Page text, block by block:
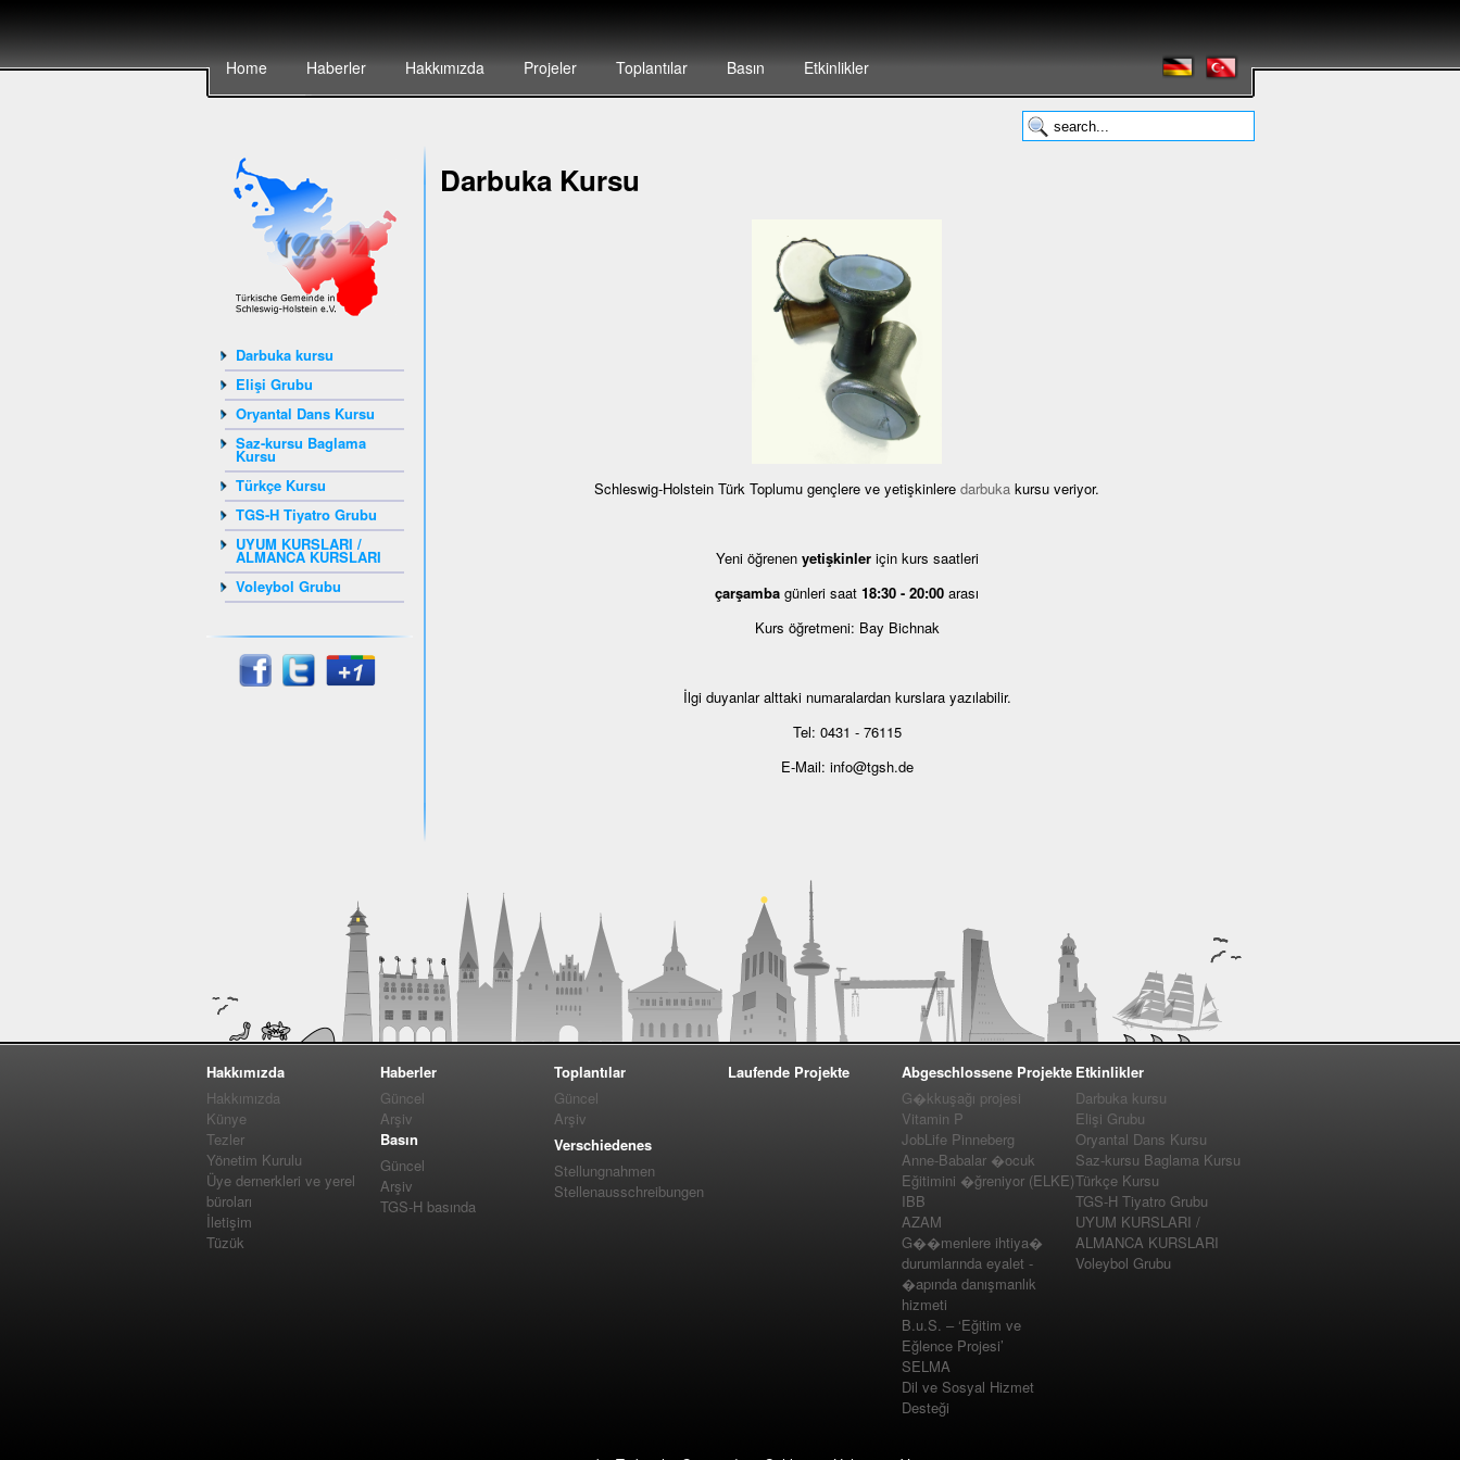
Home Haberler Hakkımızda Projeler Toplantılar Basın Etkinlikler
Darbuka kursu
Elişi Grubu
Oryantal Dans Kursu
Saz-kursu Baglama
Kursu
Türkçe Kursu
TGS-H Tiyatro Grubu
UYUM KURSLARI /
ALMANCA KURSLARI
Voleybol Grubu
Darbuka Kursu
Schleswig-Holstein Türk Toplumu gençlere ve yetişkinlere darbuka kursu veriyor.
Yeni öğrenen yetişkinler için kurs saatleri
çarşamba günleri saat 18:30 - 20:00 arası
Kurs öğretmeni: Bay Bichnak
İlgi duyanlar alttaki numaralardan kurslara yazılabilir.
Tel: 0431 - 76115
E-Mail: info@tgsh.de
Hakkımızda
Hakkımızda
Künye
Tezler
Yönetim Kurulu
Üye dernerkleri ve yerel
büroları
İletişim
Tüzük
Haberler
Güncel
Arşiv
Basın
Güncel
Arşiv
TGS-H basında
Toplantılar
Güncel
Arşiv
Verschiedenes
Stellungnahmen
Stellenausschreibungen
Laufende Projekte
Abgeschlossene Projekte
G�kkuşağı projesi
Vitamin P
JobLife Pinneberg
Anne-Babalar �ocuk
Eğitimini �ğreniyor (ELKE)
IBB
AZAM
G��menlere ihtiya�
durumlarında eyalet -
�apında danışmanlık
hizmeti
B.u.S. – ‘Eğitim ve
Eğlence Projesi’
SELMA
Dil ve Sosyal Hizmet
Desteği
Etkinlikler
Darbuka kursu
Elişi Grubu
Oryantal Dans Kursu
Saz-kursu Baglama Kursu
Türkçe Kursu
TGS-H Tiyatro Grubu
UYUM KURSLARI /
ALMANCA KURSLARI
Voleybol Grubu